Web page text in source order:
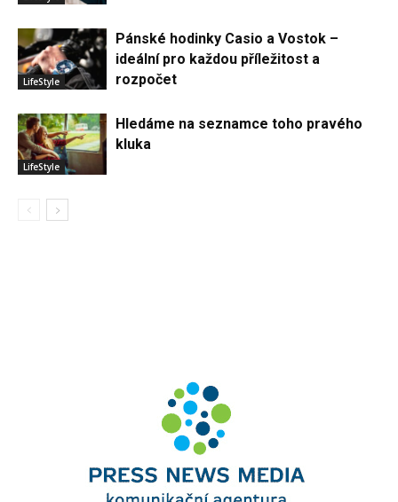
LifeStyle
Pánské hodinky Casio a Vostok –
ideální pro každou příležitost a
rozpočet
LifeStyle
Hledáme na seznamce toho pravého
kluka